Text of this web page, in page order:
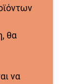
θα
να